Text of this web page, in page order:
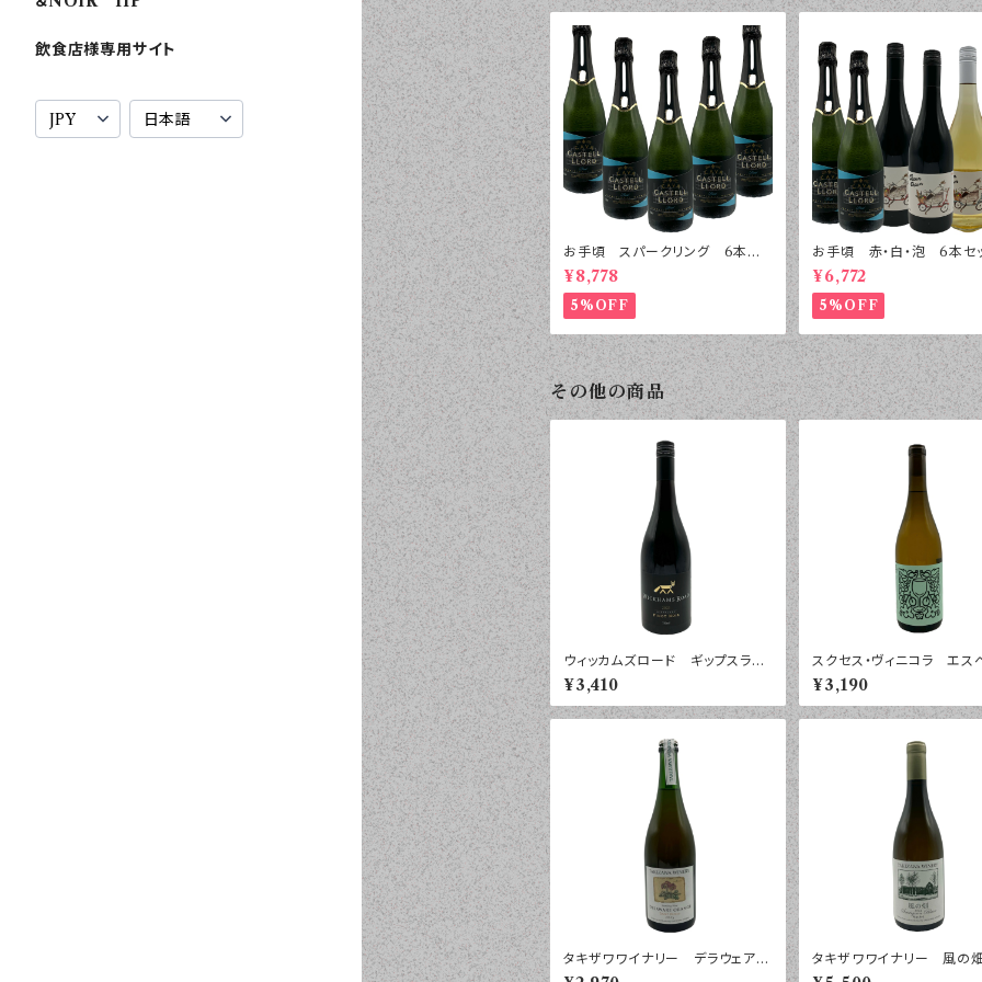
お手頃 スパークリング 6本セッ
ト
¥8,778
5%OFF
お手頃 赤・白・泡 6本セ
¥6,772
5%OFF
その他の商品
ウィッカムズロード ギップスラン
ド ピノ・ノワール ２０２５年 ７
５０ｍｌ
¥3,410
スクセス・ヴィニコラ エス
ンシア パレリャーダ ヴィノ
メサ ２０２４年 ７５０ｍｌ
¥3,190
タキザワワイナリー デラウェア
オレンジ スパークリング スウィ
タキザワワイナリー 風の
ーヴィニヨン・ブラン マ
飲食店様専用サイト